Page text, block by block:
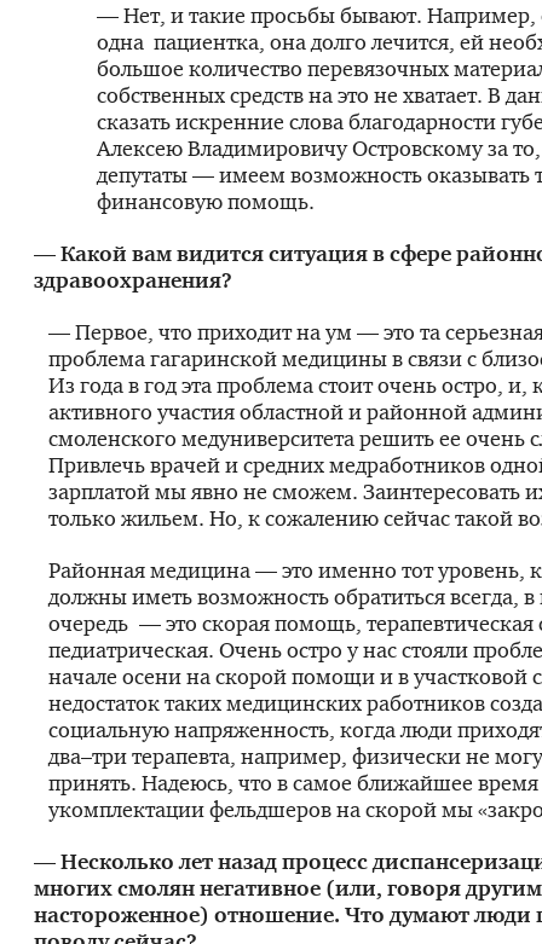
— Нет, и такие просьбы бывают. Например,
одна пациентка, она долго лечится, ей
большое количество перевязочных
собственных средств на это не хватает. В
сказать искренние слова благодарности
Алексею Владимировичу Островскому за
депутаты — имеем возможность оказывать
финансовую помощь.
— Какой вам видится ситуация в сфере
здравоохранения?
— Первое, что приходит на ум — это та
проблема гагаринской медицины в связи с
Из года в год эта проблема стоит очень остро, и,
активного участия областной и районной
смоленского медуниверситета решить ее очень
Привлечь врачей и средних медработников
зарплатой мы явно не сможем. Заинтересовать
только жильем. Но, к сожалению сейчас такой
Районная медицина — это именно тот уровень,
должны иметь возможность обратиться всегда,
очередь — это скорая помощь, терапевтическая
педиатрическая. Очень остро у нас стояли
начале осени на скорой помощи и в участковой
недостаток таких медицинских работников
социальную напряженность, когда люди
два–три терапевта, например, физически не
принять. Надеюсь, что в самое ближайшее время
укомплектации фельдшеров на скорой мы
— Несколько лет назад процесс
многих смолян негативное (или, говоря
настороженное) отношение. Что думают люди